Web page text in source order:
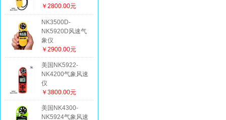
￥2800.00元
NK3500D-
NK5920D风速气
象仪
￥2900.00元
美国NK5922-
NK4200气象风速
仪
￥3800.00元
美国NK4300-
NK5924气象风速